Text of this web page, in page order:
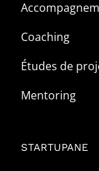
Coaching
Études de
Mentoring
STARTUPANE